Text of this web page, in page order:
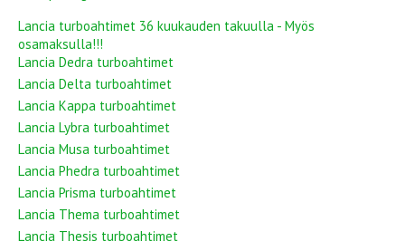
Lancia turboahtimet 36 kuukauden takuulla - Myös
osamaksulla!!!
Lancia Dedra turboahtimet
Lancia Delta turboahtimet
Lancia Kappa turboahtimet
Lancia Lybra turboahtimet
Lancia Musa turboahtimet
Lancia Phedra turboahtimet
Lancia Prisma turboahtimet
Lancia Thema turboahtimet
Lancia Thesis turboahtimet